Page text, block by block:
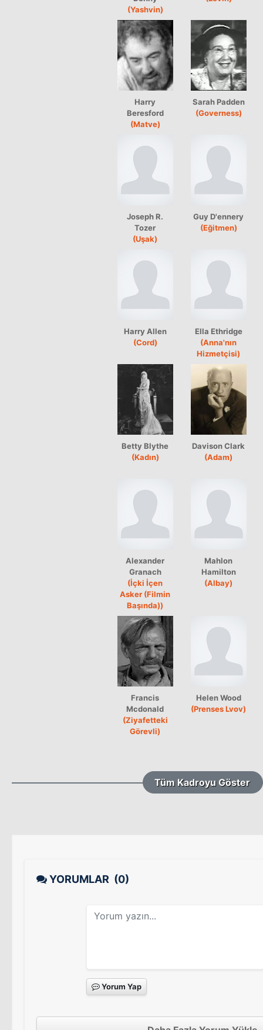
(Yashvin)
Harry
Beresford
(Matve)
Sarah Padden
(Governess)
Joseph R.
Tozer
(Uşak)
Guy D'ennery
(Eğitmen)
Harry Allen
(Cord)
Ella Ethridge
(Anna'nın
Hizmetçisi)
Betty Blythe
(Kadın)
Davison Clark
(Adam)
Alexander
Granach
(İçki İçen
Asker (Filmin
Başında))
Mahlon
Hamilton
(Albay)
Francis
Mcdonald
(Ziyafetteki
Görevli)
Helen Wood
(Prenses Lvov)
Tüm Kadroyu Göster
YORUMLAR (0)
Yorum Yap